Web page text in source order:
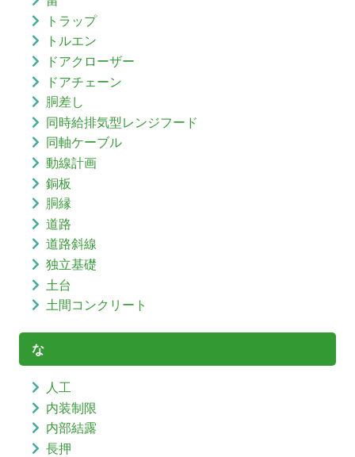
トラップ
トルエン
ドアクローザー
ドアチェーン
胴差し
同時給排気型レンジフード
同軸ケーブル
動線計画
銅板
胴縁
道路
道路斜線
独立基礎
土台
土間コンクリート
な
人工
内装制限
内部結露
長押